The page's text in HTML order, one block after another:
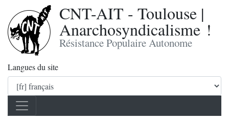
CNT-AIT - Toulouse |
Anarchosyndicalisme !
Résistance Populaire Autonome
Langues du site